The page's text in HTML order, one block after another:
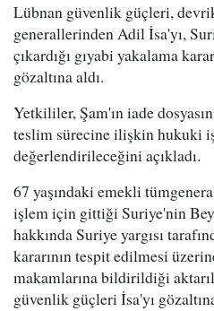
Lübnan güvenlik güçleri,
generallerinden Adil İsa'yı,
çıkardığı gıyabi yakalama
gözaltına aldı.
Yetkililer, Şam'ın iade
teslim sürecine ilişkin hukuki
değerlendirileceğini açıkladı.
67 yaşındaki emekli
işlem için gittiği Suriye'nin
hakkında Suriye yargısı
kararının tespit edilmesi
makamlarına bildirildiği
güvenlik güçleri İsa'yı